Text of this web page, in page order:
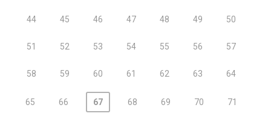
44 45 46 47 48 49 50
51 52 53 54 55 56 57
58 59 60 61 62 63 64
65 66 67 68 69 70 71